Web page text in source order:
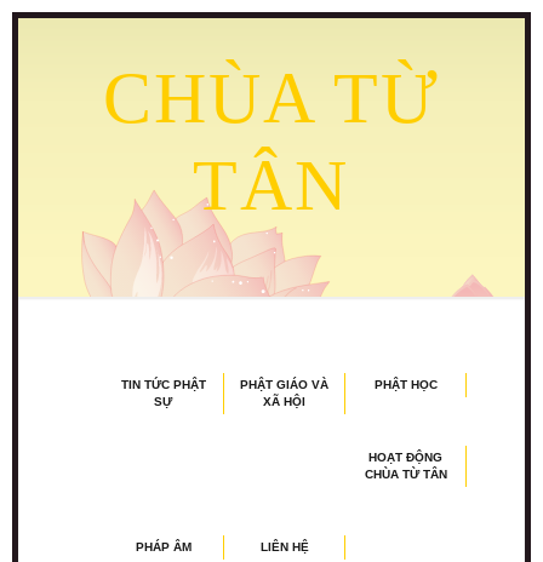
CHÙA TỪ
TÂN
TIN TỨC PHẬT
SỰ
PHẬT GIÁO VÀ
XÃ HỘI
PHẬT HỌC
HOẠT ĐỘNG
CHÙA TỪ TÂN
PHÁP ÂM LIÊN HỆ